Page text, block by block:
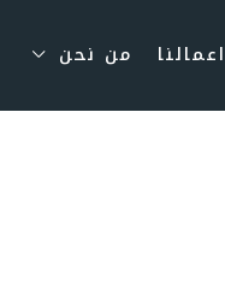
اعمالنا من نحن